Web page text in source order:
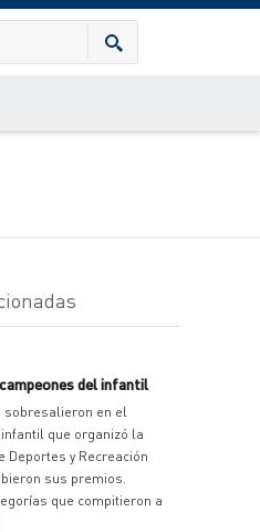
del infantil
sobresalieron en el
que organizó la
Deportes y Recreación
sus premios.
que compitieron a